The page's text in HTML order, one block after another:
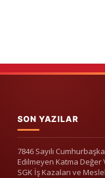
SON YAZILAR
7846 Sayılı
Edilmeyen Katma Değer
SGK İş Kazaları ve